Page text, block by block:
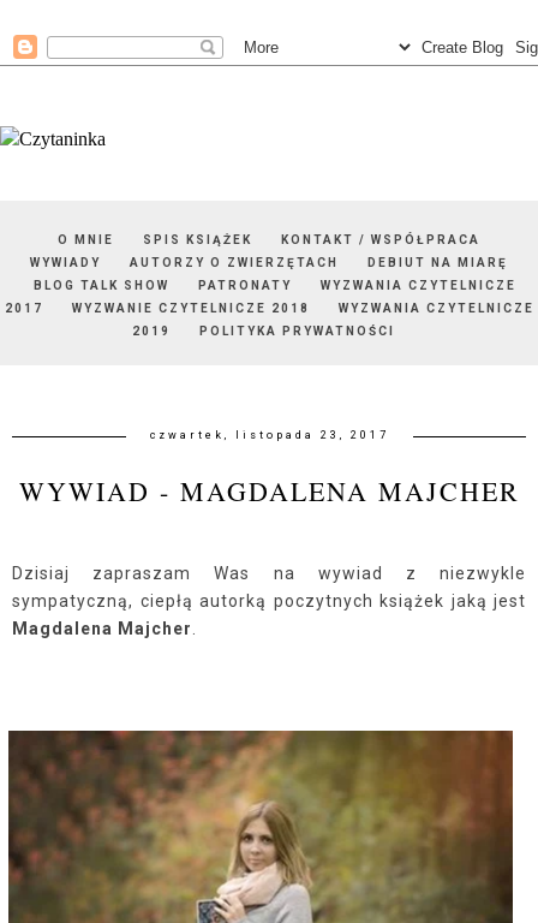
O MNIE SPIS KSIĄŻEK
KONTAKT / WSPÓŁPRACA
WYWIADY
AUTORZY O ZWIERZĘTACH
DEBIUT NA MIARĘ
BLOG TALK SHOW
PATRONATY
WYZWANIA CZYTELNICZE
2017
WYZWANIE CZYTELNICZE 2018
WYZWANIA CZYTELNICZE
2019
POLITYKA PRYWATNOŚCI
czwartek, listopada 23, 2017
WYWIAD - MAGDALENA MAJCHER
Dzisiaj zapraszam Was na wywiad z niezwykle
sympatyczną, ciepłą autorką poczytnych książek jaką jest
Magdalena Majcher